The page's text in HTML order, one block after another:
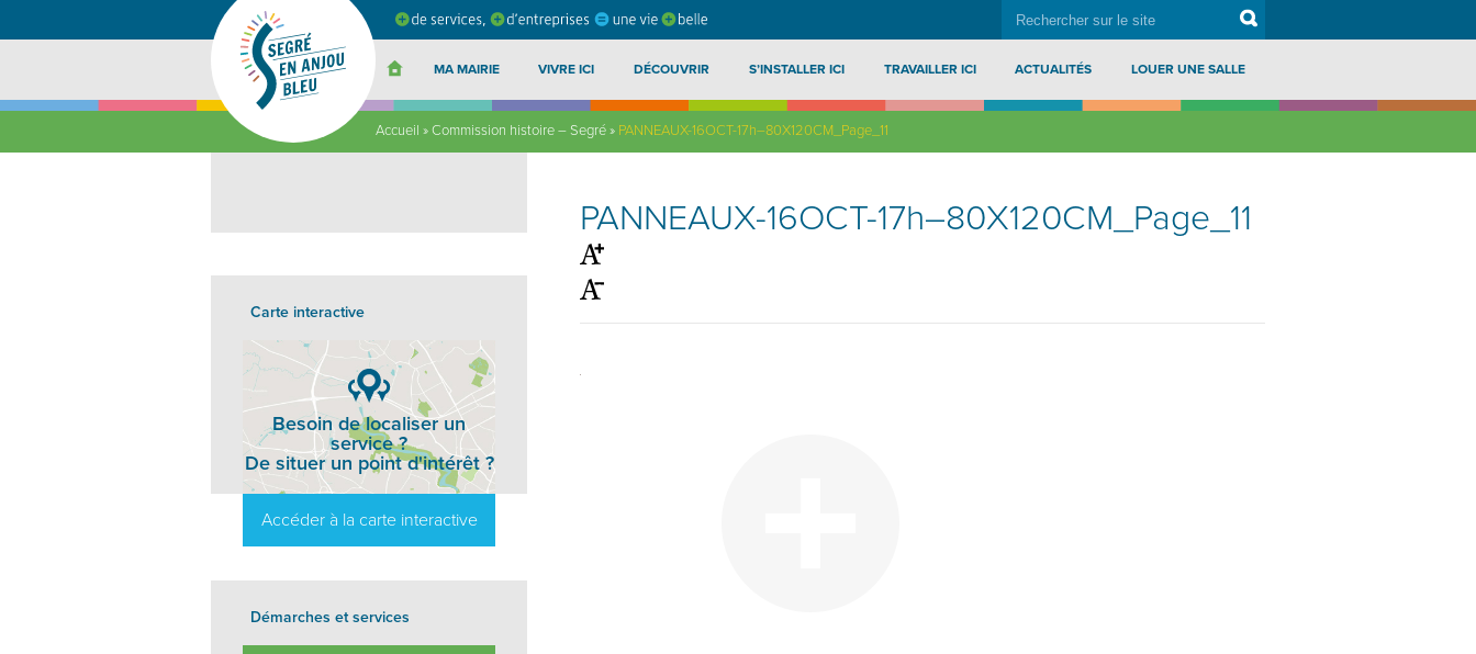
sur
Search
MA MAIRIE VIVRE ICI DÉCOUVRIR S’INSTALLER ICI TRAVAILLER ICI ACTUALITÉS LOUER UNE SALLE
Accueil »Commission histoire – Segré» PANNEAUX-16OCT-17h–80X120CM_Page_11
PANNEAUX-16OCT-17h–80X120CM_Page_11
Carte interactive
Besoin de localiser un
service ?
De situer un point d'intérêt ?
Accéder à la carte interactive
Démarches et services